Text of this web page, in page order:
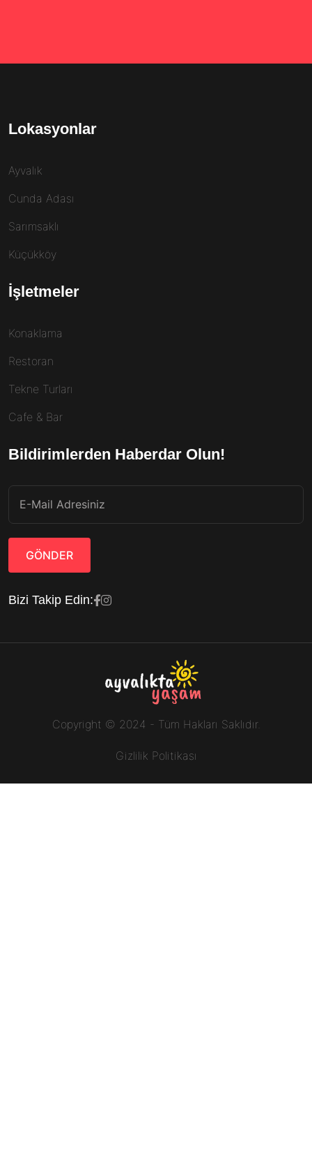
Lokasyonlar
Ayvalık
Cunda Adası
Sarımsaklı
Küçükköy
İşletmeler
Konaklama
Restoran
Tekne Turları
Cafe & Bar
Bildirimlerden Haberdar Olun!
GÖNDER
Bizi Takip Edin:
Copyright © 2024 - Tüm Hakları Saklıdır.
Gizlilik Politikası